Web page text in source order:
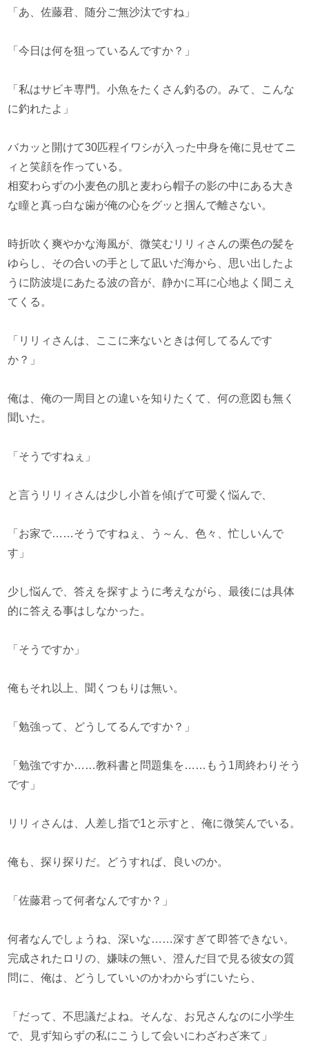
「あ、佐藤君、随分ご無沙汰ですね」
「今日は何を狙っているんですか？」
「私はサビキ専門。小魚をたくさん釣るの。みて、こんな
に釣れたよ」
バカッと開けて30匹程イワシが入った中身を俺に見せてニ
ィと笑顔を作っている。
相変わらずの小麦色の肌と麦わら帽子の影の中にある大き
な瞳と真っ白な歯が俺の心をグッと掴んで離さない。
時折吹く爽やかな海風が、微笑むリリィさんの栗色の髪を
ゆらし、その合いの手として凪いだ海から、思い出したよ
うに防波堤にあたる波の音が、静かに耳に心地よく聞こえ
てくる。
「リリィさんは、ここに来ないときは何してるんです
か？」
俺は、俺の一周目との違いを知りたくて、何の意図も無く
聞いた。
「そうですねぇ」
と言うリリィさんは少し小首を傾げて可愛く悩んで、
「お家で……そうですねぇ、う～ん、色々、忙しいんで
す」
少し悩んで、答えを探すように考えながら、最後には具体
的に答える事はしなかった。
「そうですか」
俺もそれ以上、聞くつもりは無い。
「勉強って、どうしてるんですか？」
「勉強ですか……教科書と問題集を……もう1周終わりそう
です」
リリィさんは、人差し指で1と示すと、俺に微笑んでいる。
俺も、探り探りだ。どうすれば、良いのか。
「佐藤君って何者なんですか？」
何者なんでしょうね、深いな……深すぎて即答できない。
完成されたロリの、嫌味の無い、澄んだ目で見る彼女の質
問に、俺は、どうしていいのかわからずにいたら、
「だって、不思議だよね。そんな、お兄さんなのに小学生
で、見ず知らずの私にこうして会いにわざわざ来て」